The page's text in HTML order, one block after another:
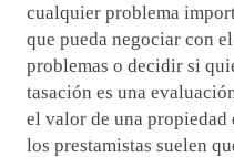
cualquier problema
que pueda negociar con
problemas o decidir si
tasación es una
el valor de una propiedad
los prestamistas suelen